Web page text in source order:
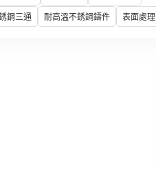
鋼三通
耐高溫不銹鋼鑄件 表面處理